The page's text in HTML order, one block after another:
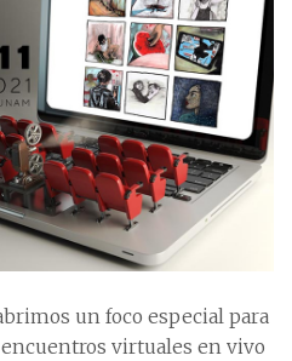
un foco especial para
virtuales en vivo